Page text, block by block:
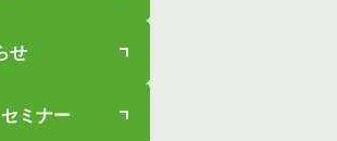
せ
ミナー